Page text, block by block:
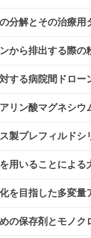
分解とその治療
から排出する際
する病院間ドロ
リン酸マグネシ
製プレフィルド
用いることによ
を目指した多変
の保存剤とモノ